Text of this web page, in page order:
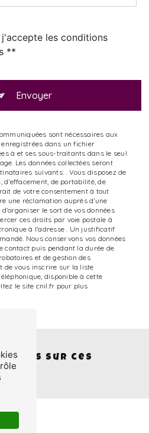
les conditions
**
Envoyer
sont nécessaires aux
dans un fichier
à et ses sous-traitants dans le seul
Les données collectées seront
suivants: . Vous disposez de
d’effacement, de portabilité, de
de votre consentement à tout
une réclamation auprès d’une
le sort de vos données
ces droits par voie postale à
à l'adresse . Un justificatif
Nous conservons vos données
contact puis pendant la durée de
et de gestion des
de vous inscrire sur la liste
disponible à cette
le site cnil.fr pour plus
sur ces